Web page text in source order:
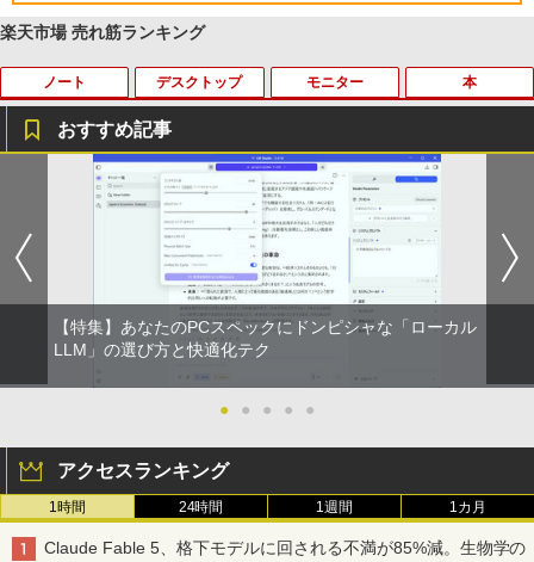
￥3,480
【Amazon.co.jp限定】 い・ろ・は・す 2L P
ET ラベルレス ×8本
￥1,112
by Amazon 天然水 ラベルレス 500ml ×24本
富士山の天然水 バナジウム含有 水 ミネラル
ウォーター ペットボトル 静岡県産 500ミリリ
ットル (Smart Basic)
￥1,380
by Amazon 天然水ラベルレス 2L×9本
￥1,117
薬屋のひとりごと 17巻 (デジタル版ビッグガ
ンガンコミックス)
￥770
異世界居酒屋「のぶ」(22) (角川コミックス・
エース)
￥832
ONE PIECE モノクロ版 115 (ジャンプコミッ
クスDIGITAL)
￥594
HUNTER×HUNTER モノクロ版 39 (ジャンプ
コミックスDIGITAL)
楽天市場 売れ筋ランキング
ノート
【★最大100%ポイント】【大特価!訳あ
り!】富士通 LIFEBOOK A576/第6世代 C
ore i3/メモリ:4GB/SSD:128GB/15.6型液
晶/USB 3.0/VGA/HDMI/DVD/Office/中古
パソコン ノートパソコン Windows11 W
indows10
￥8,999
【中古】 店長セレクト おまかせA4ノー
SSD120GB以上 メモリ4GB Celeron搭
載 液晶15インチ 中古ノートパソコン DV
Dドライブ(内蔵or外付) WPS Office付き
中古パソコン
￥11,800
デスクトップ
【期間限定10％OFF】【12GB+256G
B】 【楽天1位連続受賞】NIPOGI mini p
c Intel N5030動作より安定 4C/4T 最大3.
1GHz Win11 Pro SSD ミニパソコン US
B3.2×4 3画面 4K 高速2.4G/5GWi-Fi BT
4.2 ミニPC ミニパソコン minipc
￥39,980
DELL/デル OPTIPLEX 7090 SFF【第11
D 256GB/Win11Pro/無線LAN/DVD-RW/
DP】中古/送料無料 ※沖縄、離島を除く
￥54,000
モニター
DELL デル E2318H LED液晶モニター 23
インチワイド ブラック 1920×1080 （フ
ルHD）IPSパネル LEDバックライト付 非
光沢 ノングレア 液晶ディスプレイ ディ
スプレイポート VGA VESA準拠【中古】
￥4,980
2
【期間限定10%OFFクーポン 8/12 10時
まで】 モニター 21.5型 液晶ディスプレ
モニター 壁掛け フリッカーレス FreeSy
nc 21.5インチ 角度調節 FullHD ブルー
ライトカット VAパネル VESAフル FHD
ノングレア MAXZEN JM22CH02
￥9,480
本
ブラッククローバー 38 【電子書籍】[ 田
畠裕基 ]
キングダム 80 （ヤングジャンプコミッ
￥770
3
【いたわりセット付き】1年をおいしくす
こやかに過ごす養生手帳2027 （インプレ
ス手帳2027） [ 久保奈穂実 ]
おすすめ記事
【特集】あなたのPCスペックにドンピシャな「ローカル
LLM」の選び方と快適化テク
● ● ● ● ●
アクセスランキング
1時間 24時間 1週間 1カ月
Claude Fable 5、格下モデルに回される不満が85%減。生物学の